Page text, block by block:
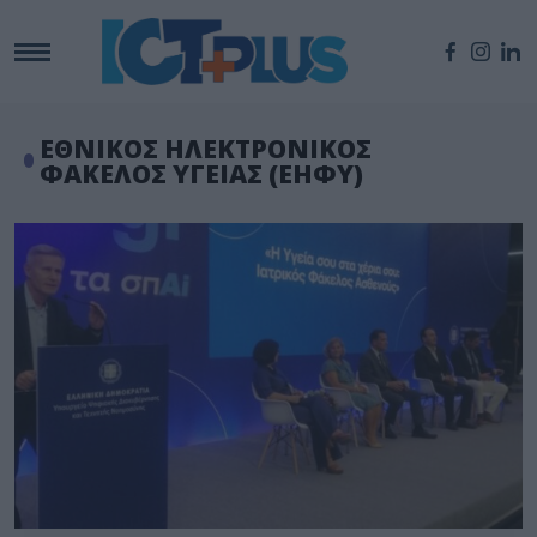
ΕΘΝΙΚΟΣ ΗΛΕΚΤΡΟΝΙΚΟΣ
ΦΑΚΕΛΟΣ ΥΓΕΙΑΣ (ΕΗΦΥ)